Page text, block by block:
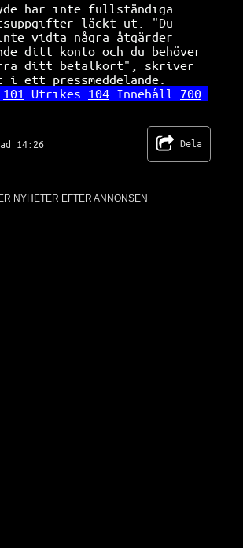
har inte fullständiga
läckt ut. "Du
inte vidta några åtgärder
ditt konto och du behöver
ditt betalkort", skriver
i ett pressmeddelande.
101 Utrikes 104 Innehåll 700
14:26 Dela
NYHETER EFTER ANNONSEN